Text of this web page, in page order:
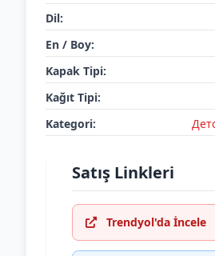
Dil:
En / Boy:
Kapak Tipi:
Kağıt Tipi:
Kategori:
Satış Linkleri
Trendyol'da İncele